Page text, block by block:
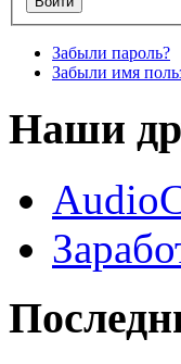
Забыли пароль?
Забыли имя
Наши